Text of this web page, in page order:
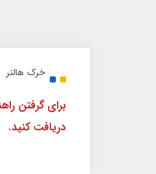
خرک هالتر
دریافت کنید.